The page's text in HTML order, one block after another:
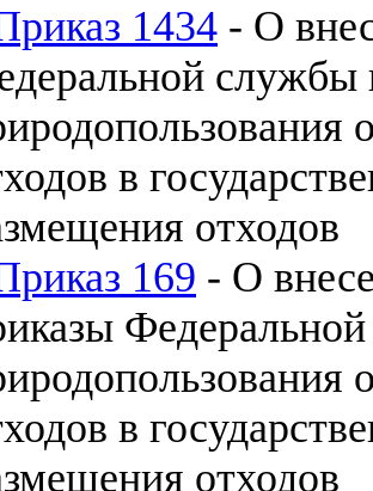
1434 - О
службы
в
отходов
169 - О
в
отходов